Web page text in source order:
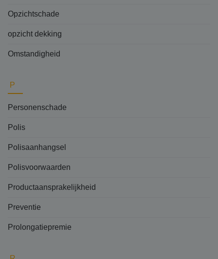
Opzichtschade
opzicht dekking
Omstandigheid
P
Personenschade
Polis
Polisaanhangsel
Polisvoorwaarden
Productaansprakelijkheid
Preventie
Prolongatiepremie